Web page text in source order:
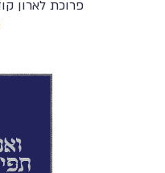
פרוכת לארון